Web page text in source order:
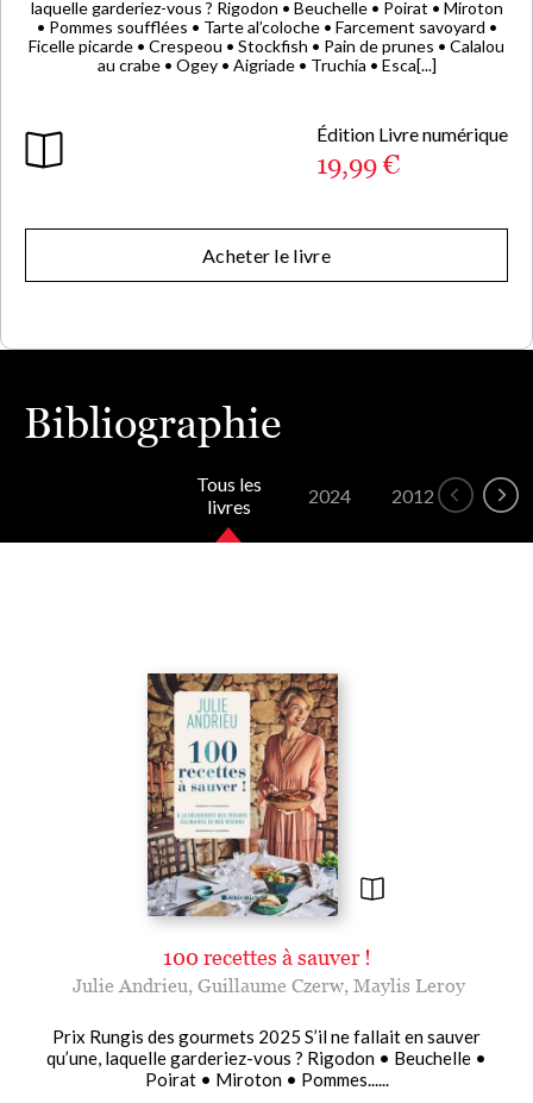
laquelle garderiez-vous ? Rigodon • Beuchelle • Poirat • Miroton
• Pommes soufflées • Tarte al’coloche • Farcement savoyard •
Ficelle picarde • Crespeou • Stockfish • Pain de prunes • Calalou
au crabe • Ogey • Aigriade • Truchia • Esca[...]
Édition Livre numérique
19,99 €
Acheter le livre
Bibliographie
Tous les
livres
2024 2012 2008
100 recettes à sauver !
Julie Andrieu, Guillaume Czerw, Maylis Leroy
Prix Rungis des gourmets 2025 S’il ne fallait en sauver
qu’une, laquelle garderiez-vous ? Rigodon • Beuchelle •
Poirat • Miroton • Pommes......